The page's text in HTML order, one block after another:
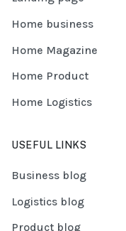
Home business
Home Magazine
Home Product
Home Logistics
USEFUL LINKS
Business blog
Logistics blog
Product blog